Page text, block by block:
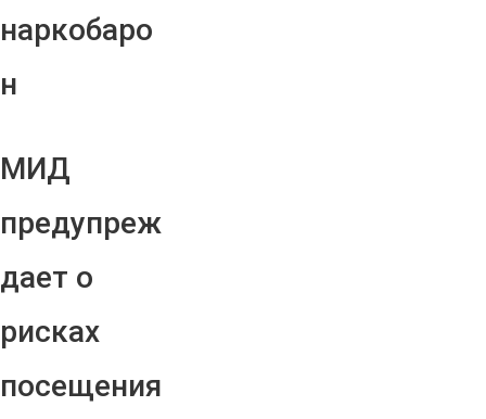
наркобаро
н
МИД
предупреж
дает о
рисках
посещения